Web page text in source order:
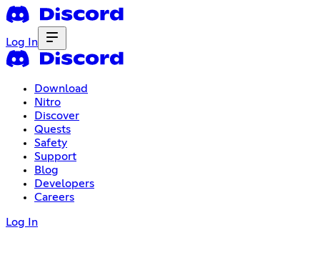
Log In
Download
Nitro
Discover
Quests
Safety
Support
Blog
Developers
Careers
Log In